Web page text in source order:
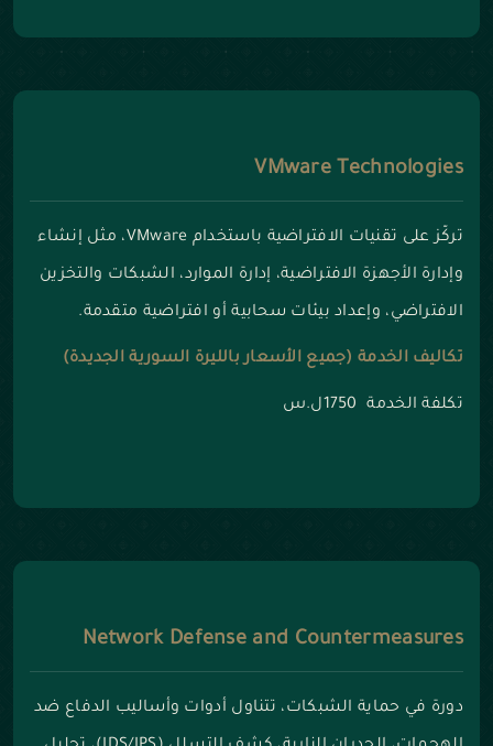
VMware Technologies
تركّز على تقنيات الافتراضية باستخدام VMware، مثل إنشاء
وإدارة الأجهزة الافتراضية، إدارة الموارد، الشبكات والتخزين
الافتراضي، وإعداد بيئات سحابية أو افتراضية متقدمة.
تكاليف الخدمة (جميع الأسعار بالليرة السورية الجديدة)
تكلفة الخدمة 1750ل.س
Network Defense and Countermeasures
دورة في حماية الشبكات، تتناول أدوات وأساليب الدفاع ضد